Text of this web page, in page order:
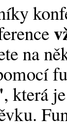
na
, která